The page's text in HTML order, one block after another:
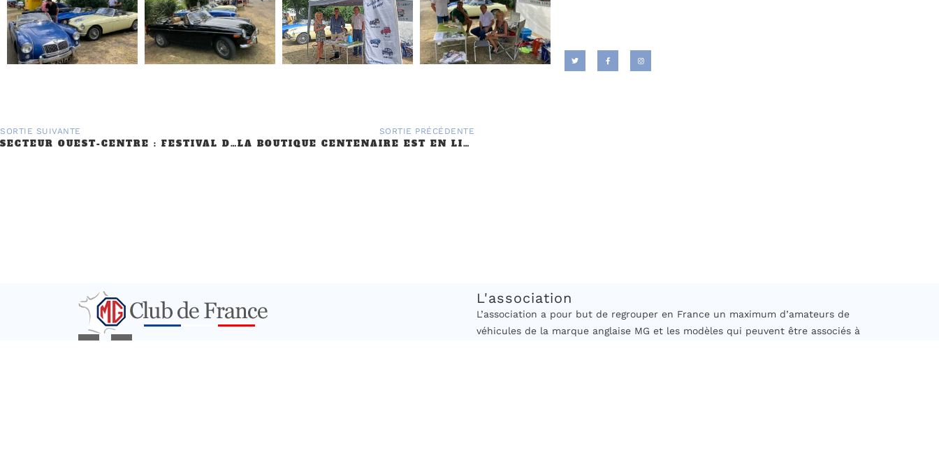
SORTIE SUIVANTE
SECTEUR OUEST-CENTRE : FESTIVAL DES BELLES MÉCANIQUES. 8-9 AVRIL 2023
SORTIE PRÉCÉDENTE
LA BOUTIQUE CENTENAIRE EST EN LIGNE
L'association
L’association a pour but de regrouper en France un maximum d’amateurs de
véhicules de la marque anglaise MG et les modèles qui peuvent être associés à